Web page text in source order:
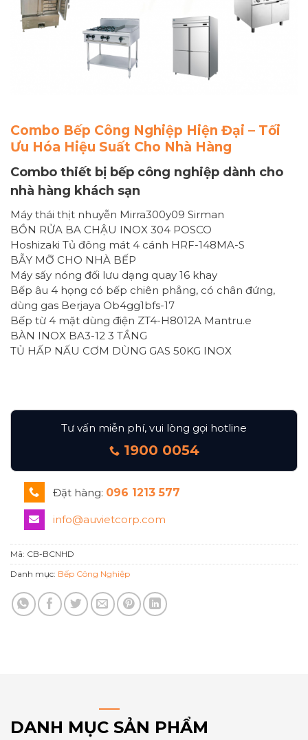
Combo Bếp Công Nghiệp Hiện Đại – Tối
Ưu Hóa Hiệu Suất Cho Nhà Hàng
Combo thiết bị bếp công nghiệp dành cho
nhà hàng khách sạn
Máy thái thịt nhuyễn Mirra300y09 Sirman
BỒN RỬA BA CHẬU INOX 304 POSCO
Hoshizaki Tủ đông mát 4 cánh HRF-148MA-S
BẪY MỠ CHO NHÀ BẾP
Máy sấy nóng đối lưu dạng quay 16 khay
Bếp âu 4 họng có bếp chiên phẳng, có chân đứng,
dùng gas Berjaya Ob4gg1bfs-17
Bếp từ 4 mặt dùng điện ZT4-H8012A Mantru.e
BÀN INOX BA3-12 3 TẦNG
TỦ HẤP NẤU CƠM DÙNG GAS 50KG INOX
Tư vấn miễn phí, vui lòng gọi hotline
1900 0054
Đặt hàng: 096 1213 577
info@auvietcorp.com
Mã: CB-BCNHD
Danh mục: Bếp Công Nghiệp
DANH MỤC SẢN PHẨM